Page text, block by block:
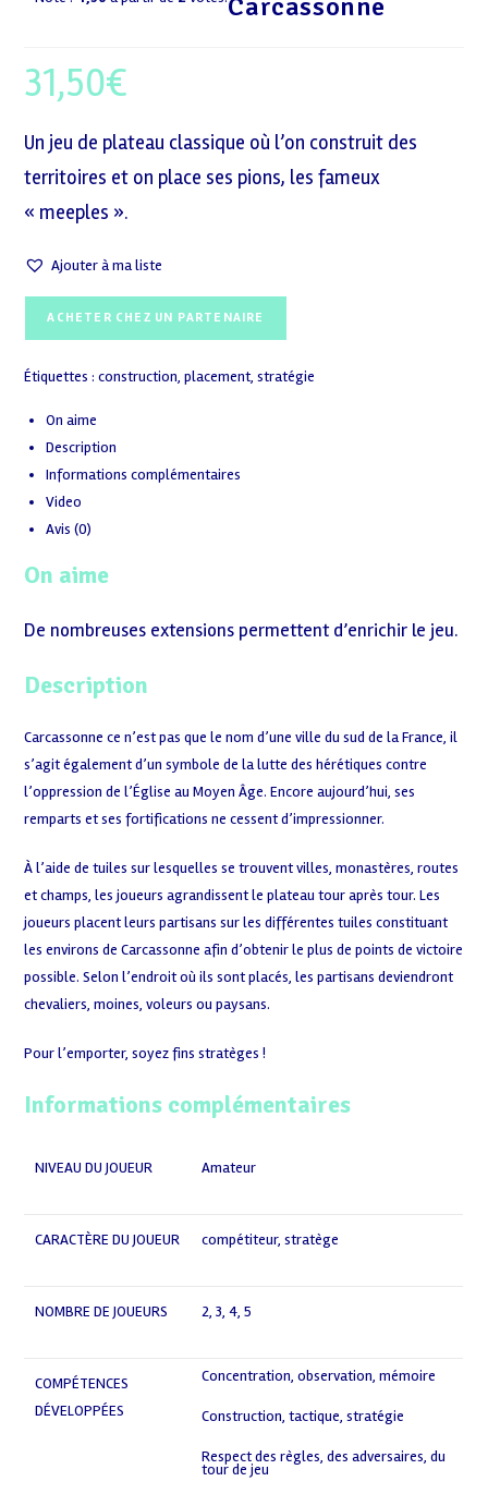
31,50€
Un jeu de plateau classique où l’on construit des
territoires et on place ses pions, les fameux
« meeples ».
Ajouter à ma liste
ACHETER CHEZ UN PARTENAIRE
Étiquettes :construction,placement,stratégie
On aime
Description
Informations complémentaires
Video
Avis (0)
On aime
De nombreuses extensions permettent d’enrichir le jeu.
Description
Carcassonne ce n’est pas que le nom d’une ville du sud de la France, il
s’agit également d’un symbole de la lutte des hérétiques contre
l’oppression de l’Église au Moyen Âge. Encore aujourd’hui, ses
remparts et ses fortifications ne cessent d’impressionner.
À l’aide de tuiles sur lesquelles se trouvent villes, monastères, routes
et champs, les joueurs agrandissent le plateau tour après tour. Les
joueurs placent leurs partisans sur les différentes tuiles constituant
les environs de Carcassonne afin d’obtenir le plus de points de victoire
possible. Selon l’endroit où ils sont placés, les partisans deviendront
chevaliers, moines, voleurs ou paysans.
Pour l’emporter, soyez fins stratèges !
Informations complémentaires
NIVEAU DU JOUEUR Amateur
CARACTÈRE DU JOUEUR compétiteur,stratège
NOMBRE DE JOUEURS 2,3,4,5
COMPÉTENCES
DÉVELOPPÉES
Concentration, observation, mémoire
Construction, tactique, stratégie
Respect des règles, des adversaires, du
tour de jeu